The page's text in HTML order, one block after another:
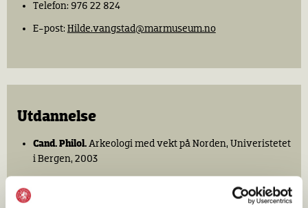
Telefon: 976 22 824
E-post: Hilde.vangstad@marmuseum.no
Utdannelse
Cand. Philol.Arkeologi med vekt på Norden, Univeristetet
i Bergen, 2003
Faglige kompetanseområder